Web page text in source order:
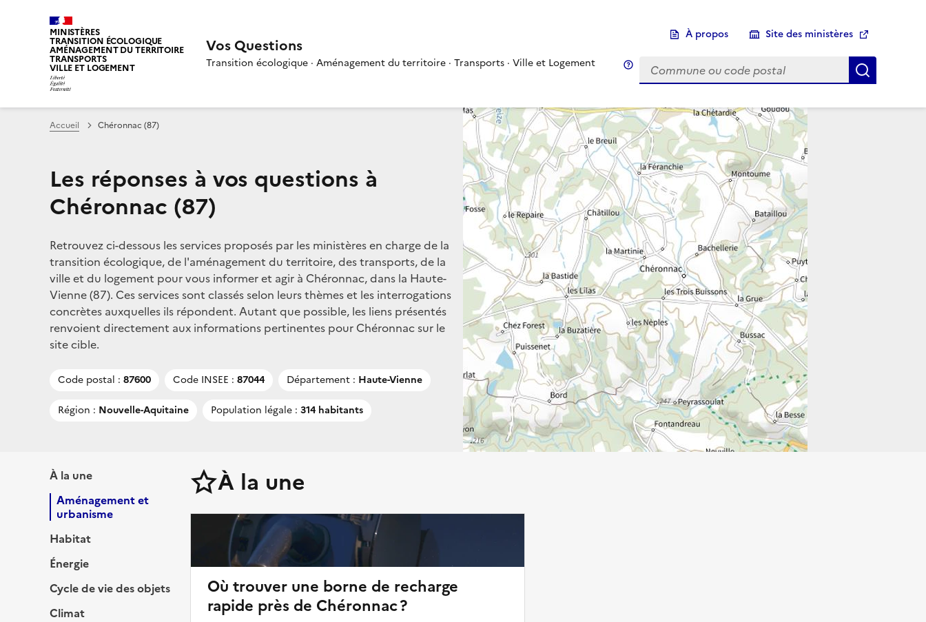
MINISTÈRES
TRANSITION ÉCOLOGIQUE
AMÉNAGEMENT DU TERRITOIRE
TRANSPORTS
VILLE ET LOGEMENT
Vos Questions
Transition écologique · Aménagement du territoire · Transports · Ville et Logement
À propos Site des ministères
Choix d'une commune
Infobulle
Accueil Chéronnac (87)
Les réponses à vos questions à
Chéronnac (87)
Retrouvez ci-dessous les services proposés par les ministères en charge de la
transition écologique, de l'aménagement du territoire, des transports, de la
ville et du logement pour vous informer et agir à Chéronnac, dans la Haute-
Vienne (87). Ces services sont classés selon leurs thèmes et les interrogations
concrètes auxquelles ils répondent. Autant que possible, les liens présentés
renvoient directement aux informations pertinentes pour Chéronnac sur le
site cible.
Code postal : 87600 Code INSEE : 87044 Département : Haute-Vienne
Région : Nouvelle-Aquitaine Population légale : 314 habitants
À la une
Aménagement et
urbanisme
Habitat
Énergie
Cycle de vie des objets
Climat
À la une
Où trouver une borne de recharge
rapide près de Chéronnac ?